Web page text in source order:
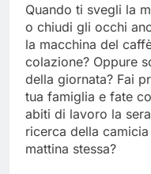
Quando ti svegli la
o chiudi gli occhi
la macchina del
colazione? Oppure
della giornata? Fai
tua famiglia e fate
abiti di lavoro la
ricerca della
mattina stessa?